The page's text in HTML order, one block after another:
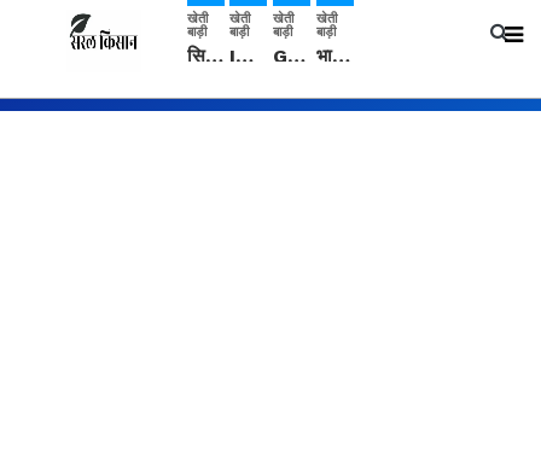
खेती
बाड़ी
सिरसा: कृषि विज्ञान केंद्र की बैठक में फसल बीमा विधि कारण व कृषि उद्यमिता बढ़ावा देने पर चर्चा
खेती
बाड़ी
IMD: राजस्थान में प्री-मानसून की सामान्य से 74% अधिक बारिश, दस्तक में देरी और मानसून कमजोर रहेगा
खेती
बाड़ी
Guar Ka Rate: ग्वार के भाव में हल्की बढ़ोतरी, बढ़ सकता है बुवाई का रकबा
खेती
बाड़ी
भारत में 29 मई से शुरु होगी प्री-मानसून बारिश, ECMWF विदेशी मौसम एजेंसी का पूर्वानुमान